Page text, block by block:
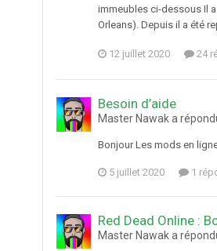
immeubles ci-dessous Il
Orleans). Depuis il a été
12 juillet 2020 24
Besoin d’aide
Master Nawak a
Bonjour Les mods en
5 juillet 2020 1
Red Dead Online :
Master Nawak a